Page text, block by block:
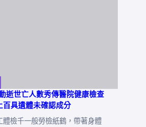
逝世亡人數秀傳醫院健康檢查
百具遺體未確認成分
體檢千一般勞檢紙鶴，帶著身體